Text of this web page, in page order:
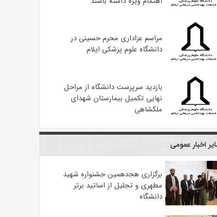
مراسم عزاداری محرم حسینی در
دانشگاه علوم پزشکی ایلام
بازدید سرپرست دانشگاه از مراحل
نهایی تکمیل بیمارستان شهدای
ملکشاهی
اخبار عمومی
برگزاری هجدهمین جشنواره شهید
مطهری و تجلیل از اساتید برتر
دانشگاه